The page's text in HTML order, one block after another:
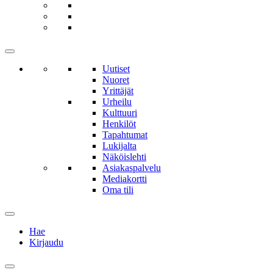
Uutiset
Nuoret
Yrittäjät
Urheilu
Kulttuuri
Henkilöt
Tapahtumat
Lukijalta
Näköislehti
Asiakaspalvelu
Mediakortti
Oma tili
Hae
Kirjaudu